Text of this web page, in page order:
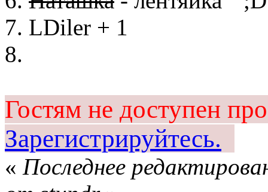
7. LDiler + 1
8.
Гостям не доступен
Зарегистрируйтесь.
« Последнее